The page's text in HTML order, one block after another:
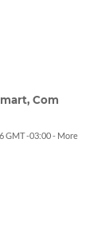
Com
GMT -03:00 - More